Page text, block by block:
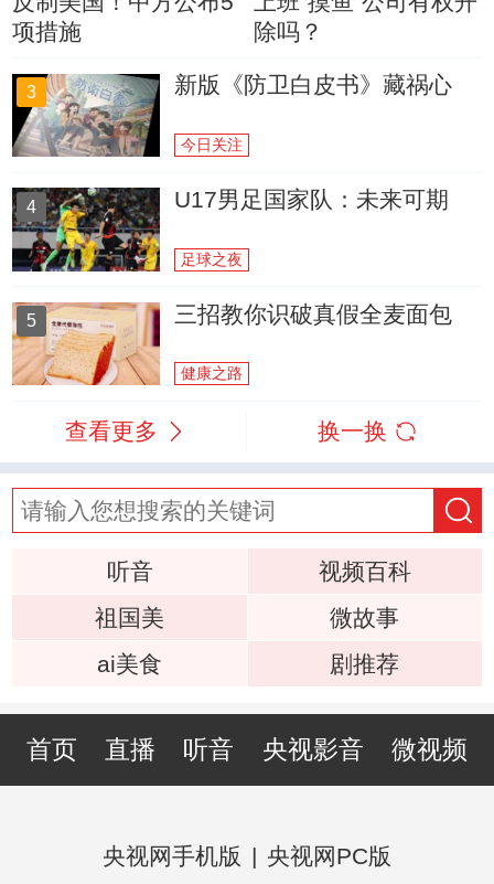
项措施
除吗？
3 新版《防卫白皮书》藏祸心
今日关注
4 U17男足国家队：未来可期
足球之夜
5 三招教你识破真假全麦面包
健康之路
查看更多 换一换
听音
视频百科
祖国美
微故事
ai美食
剧推荐
首页 直播 听音 央视影音 微视频
央视网手机版 | 央视网PC版